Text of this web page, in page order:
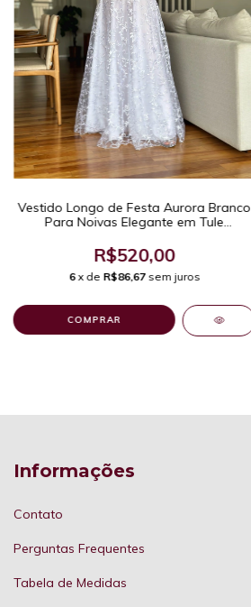
Vestido Longo de Festa Aurora Branco
Para Noivas Elegante em Tule
R$520,00
6 x de R$86,67 sem juros
COMPRAR
Informações
Contato
Perguntas Frequentes
Tabela de Medidas